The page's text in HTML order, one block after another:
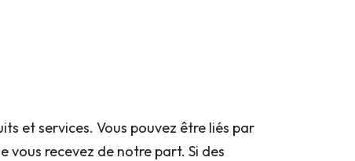
et services. Vous pouvez être liés par
recevez de notre part. Si des